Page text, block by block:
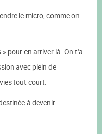
le micro, comme on
pour en arriver là. On t'a
avec plein de
tout court.
à devenir